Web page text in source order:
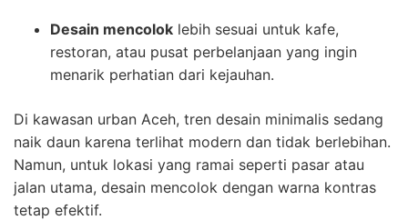
Desain mencolok lebih sesuai untuk kafe,
restoran, atau pusat perbelanjaan yang ingin
menarik perhatian dari kejauhan.
Di kawasan urban Aceh, tren desain minimalis sedang
naik daun karena terlihat modern dan tidak berlebihan.
Namun, untuk lokasi yang ramai seperti pasar atau
jalan utama, desain mencolok dengan warna kontras
tetap efektif.